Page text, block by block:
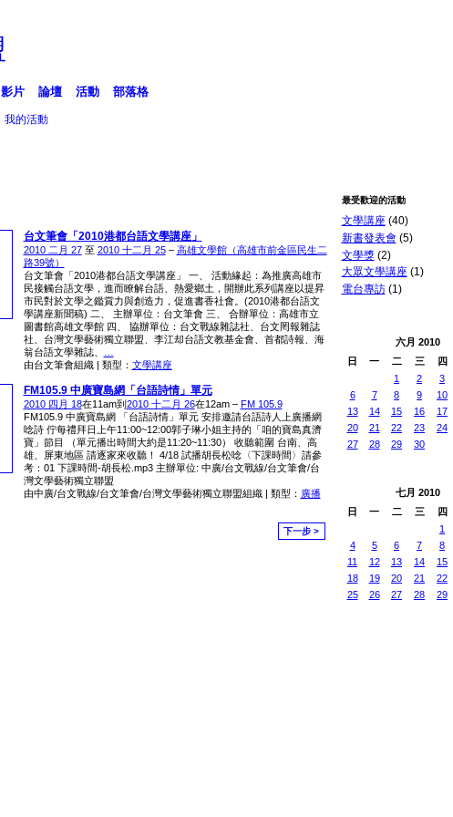
影片 論壇 活動 部落格
我的活動
台文筆會「2010港都台語文學講座」
2010 二月 27至 2010 十二月 25– 高雄文學館（高雄市前金區民生二
路39號）
台文筆會「2010港都台語文學講座」 一、 活動緣起：為推廣高雄市
民接觸台語文學，進而瞭解台語、熱愛鄉土，開辦此系列講座以提昇
市民對於文學之鑑賞力與創造力，促進書香社會。(2010港都台語文
學講座新聞稿) 二、 主辦單位：台文筆會 三、 合辦單位：高雄市立
圖書館高雄文學館 四、 協辦單位：台文戰線雜誌社、台文罔報雜誌
社、台灣文學藝術獨立聯盟、李江却台語文教基金會、首都詩報、海
翁台語文學雜誌、
由台文筆會組織 | 類型： 文學講座
FM105.9 中廣寶島網「台語詩情」單元
2010 四月 18在11am到2010 十二月 26在12am – FM 105.9
FM105.9 中廣寶島網 「台語詩情」單元 安排邀請台語詩人上廣播網
唸詩 佇每禮拜日上午11:00~12:00郭子琳小姐主持的「咱的寶島真濟
寶」節目 （單元播出時間大約是11:20~11:30） 收聽範圍 台南、高
雄、屏東地區 請逐家來收聽！ 4/18 試播胡長松唸〈下課時間〉請參
考：01 下課時間-胡長松.mp3 主辦單位: 中廣/台文戰線/台文筆會/台
灣文學藝術獨立聯盟
由中廣/台文戰線/台文筆會/台灣文學藝術獨立聯盟組織 | 類型： 廣播
下一步 >
最受歡迎的活動
文學講座(40)
新書發表會 (5)
文學獎(2)
大眾文學講座(1)
電台專訪(1)
六月 2010
日
一 二 三 四
1
2 3
6
7 8 9 10
13
14 15 16 17
20
21 22 23 24
27
28 29 30
七月 2010
日
一 二 三 四
1
4
5 6 7 8
11
12 13 14 15
18
19 20 21 22
25
26 27 28 29